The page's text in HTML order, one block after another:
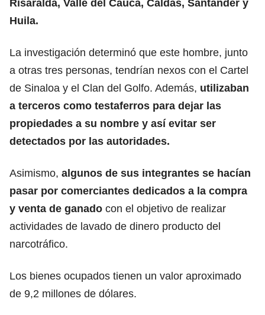
Risaralda, Valle del Cauca, Caldas, Santander y
Huila.
La investigación determinó que este hombre, junto
a otras tres personas, tendrían nexos con el Cartel
de Sinaloa y el Clan del Golfo. Además, utilizaban
a terceros como testaferros para dejar las
propiedades a su nombre y así evitar ser
detectados por las autoridades.
Asimismo, algunos de sus integrantes se hacían
pasar por comerciantes dedicados a la compra
y venta de ganado con el objetivo de realizar
actividades de lavado de dinero producto del
narcotráfico.
Los bienes ocupados tienen un valor aproximado
de 9,2 millones de dólares.